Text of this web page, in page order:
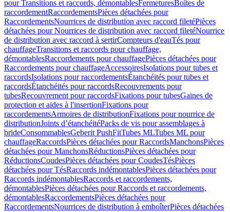
pour Transitions et raccords, démontablesFermeturesBoîtes de
raccordementRaccordementsPièces détachées pour
RaccordementsNourrices de distribution avec raccord filetéPièces
détachées pour Nourrices de distribution avec raccord filetéNourrice
de distribution avec raccord à sertirCompteurs d'eauTés pour
chauffageTransitions et raccords pour chauffage,
démontablesRaccordements pour chauffagePièces détachées pour
Raccordements pour chauffageAccessoiresIsolations pour tubes et
raccordsIsolations pour raccordementsÉtanchéités pour tubes et
raccordsÉtanchéités pour raccordsRecouvrements pour
tubesRecouvrement pour raccordsFixations pour tubesGaines de
protection et aides à l'insertionFixations pour
raccordementsArmoires de distributionFixations pour nourrice de
distributionJoints d’étanchéitéPacks de vis pour assemblages à
brideConsommablesGeberit PushFitTubes MLTubes ML pour
chauffageRaccordsPièces détachées pour RaccordsManchonsPièces
détachées pour ManchonsRéductionsPièces détachées pour
RéductionsCoudesPièces détachées pour CoudesTésPièces
détachées pour TésRaccords indémontablesPièces détachées pour
Raccords indémontablesRaccords et raccordements,
démontablesPièces détachées pour Raccords et raccordements,
démontablesRaccordementsPièces détachées pour
RaccordementsNourrices de distribution à emboîterPièces détachées